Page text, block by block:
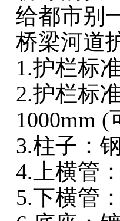
给都市别
桥梁河道
1.护栏标
2.护栏标
1000mm
3.柱子：
4.上横管
5.下横管